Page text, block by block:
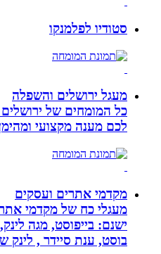
סטודיו לפלמנקו
מעגל ירושלים והשפלה
כל המומחים של ירושלים
לכם מענה מקצועי ומהימן
מקדמי אתרים ועסקים
מעגלי כח של מקדמי אתרים
ישנם: בייפוסט, מגה לינק,
בוסט, ענת סיידר , לינק שייק,